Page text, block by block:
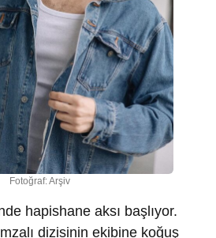
Fotoğraf: Arşiv
hapishane aksı başlıyor.
dizisinin ekibine koğuş